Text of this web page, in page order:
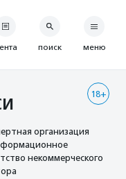
поиск меню
18+
организация
некоммерческого